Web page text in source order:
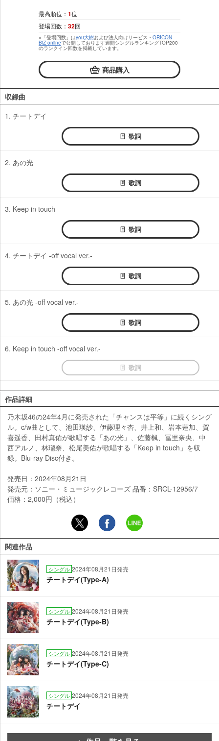
最高順位： 1位
登場回数： 32回
※「登場回数」はyou大樹および法人向けサービス・ ORICON
BiZ onlineで公開しております週間シングルランキングTOP200
のランクイン回数を掲載しています。
商品購入
収録曲
1. チートデイ
歌詞
2. あの光
歌詞
3. Keep in touch
歌詞
4. チートデイ -off vocal ver.-
歌詞
5. あの光 -off vocal ver.-
歌詞
6. Keep in touch -off vocal ver.-
歌詞
作品詳細
乃木坂46の24年4月に発売された「チャンスは平等」に続くシング
ル。c/w曲として、池田瑛紗、伊藤理々杏、井上和、岩本蓮加、賀
喜遥香、田村真佑が歌唱する「あの光」、佐藤楓、冨里奈央、中
西アルノ、林瑠奈、松尾美佑が歌唱する「Keep in touch」を収
録。Blu-ray Disc付き。
発売日：2024年08月21日
発売元：ソニー・ミュージックレコーズ 品番：SRCL-12956/7
価格：2,000円（税込）
関連作品
シングル 2024年08月21日発売
チートデイ(Type-A)
シングル 2024年08月21日発売
チートデイ(Type-B)
シングル 2024年08月21日発売
チートデイ(Type-C)
シングル 2024年08月21日発売
チートデイ